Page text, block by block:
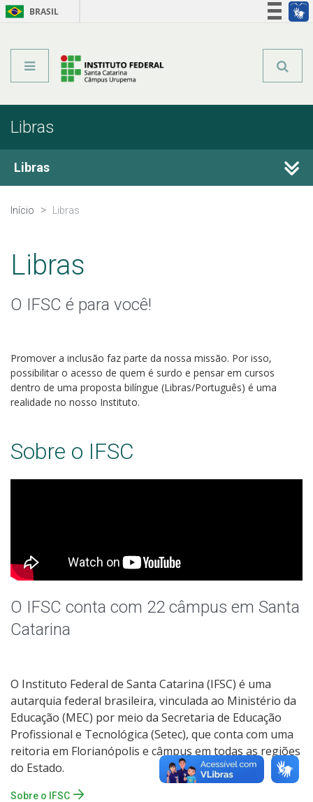
BRASIL
Libras
Libras
Sobre o IFSC
Início Libras
Libras
O IFSC é para você!
Promover a inclusão faz parte da nossa missão. Por isso,
possibilitar o acesso de quem é surdo e pensar em cursos
dentro de uma proposta bilíngue (Libras/Português) é uma
realidade no nosso Instituto.
Sobre o IFSC
O IFSC conta com 22 câmpus em Santa
Catarina
O Instituto Federal de Santa Catarina (IFSC) é uma
autarquia federal brasileira, vinculada ao Ministério da
Educação (MEC) por meio da Secretaria de Educação
Profissional e Tecnológica (Setec), que conta com uma
reitoria em Florianópolis e câmpus em todas as regiões
do Estado.
Sobre o IFSC